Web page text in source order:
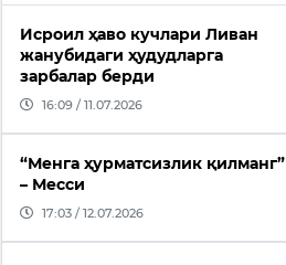
Исроил ҳаво кучлари Ливан
жанубидаги ҳудудларга
зарбалар берди
16:09 / 11.07.2026
“Менга ҳурматсизлик қилманг”
– Месси
17:03 / 12.07.2026